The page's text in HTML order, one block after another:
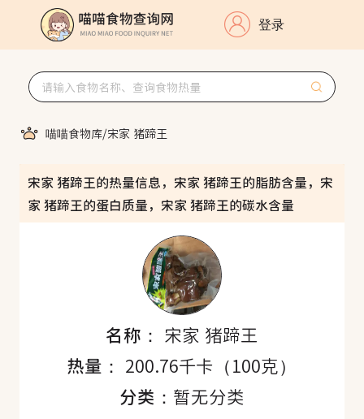
登录
喵喵食物库/宋家 猪蹄王
宋家 猪蹄王的热量信息，宋家 猪蹄王的脂肪含量，宋
家 猪蹄王的蛋白质量，宋家 猪蹄王的碳水含量
名称： 宋家 猪蹄王
热量： 200.76千卡（100克）
分类： 暂无分类